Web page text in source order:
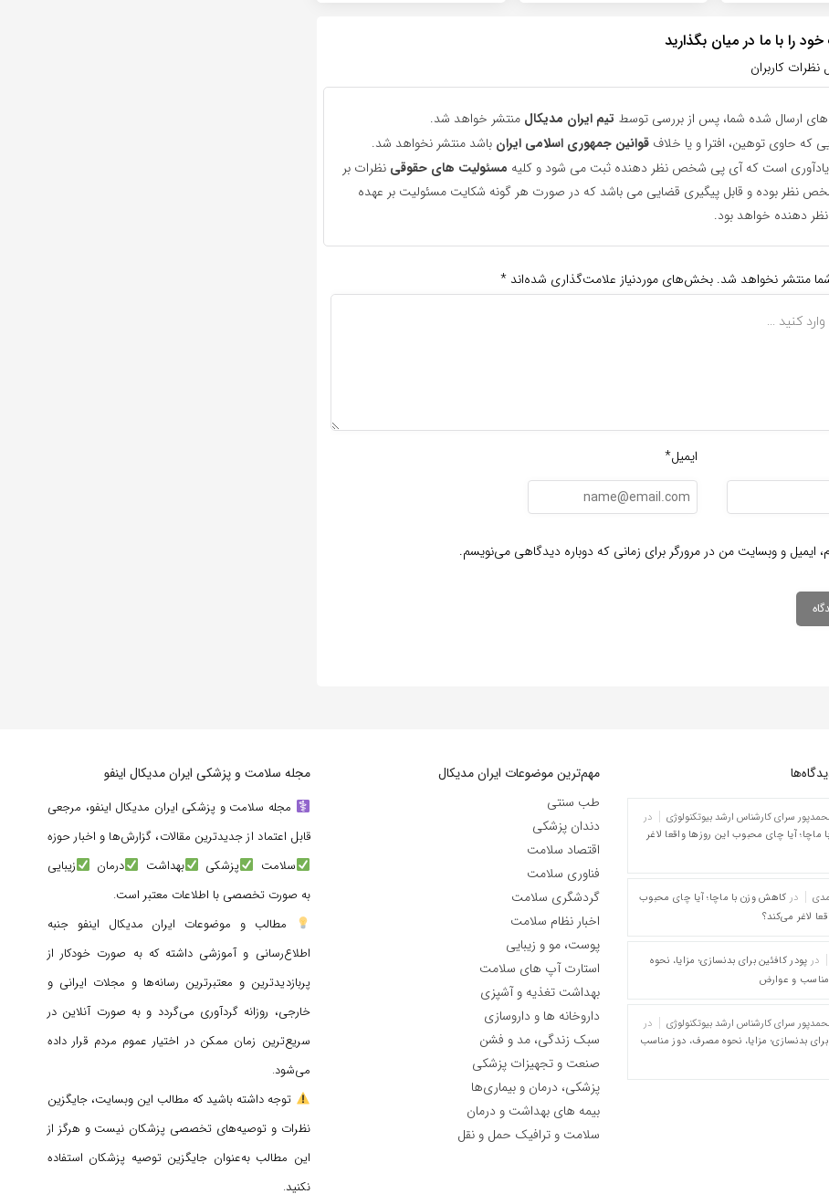
را با ما در میان بگذارید
نظرات کاربران
های ارسال شده شما، پس از بررسی توسط تیم ایران مدیکال منتشر خواهد شد.
که حاوی توهین، افترا و یا خلاف قوانین جمهوری اسلامی ایران باشد منتشر نخواهد شد.
یادآوری است که آی پی شخص نظر دهنده ثبت می شود و کلیه مسئولیت های حقوقی نظرات بر
نظر بوده و قابل پیگیری قضایی می باشد که در صورت هر گونه شکایت مسئولیت بر عهده
دهنده خواهد بود.
منتشر نخواهد شد. بخش‌های موردنیاز علامت‌گذاری شده‌اند *
ایمیل*
ایمیل و وبسایت من در مرورگر برای زمانی که دوباره دیدگاهی می‌نویسم.
سرای کارشناس ارشد بیوتکنولوژی
در
آیا چای محبوب این روزها واقعا لاغر
در کاهش وزن با ماچا؛ آیا چای محبوب
لاغر می‌کند؟
در پودر کافئین برای بدنسازی؛ مزایا، نحوه
و عوارض
سرای کارشناس ارشد بیوتکنولوژی
در
بدنسازی؛ مزایا، نحوه مصرف، دوز مناسب
مهم‌ترین موضوعات ایران مدیکال
طب سنتی
دندان پزشکی
اقتصاد سلامت
فناوری سلامت
گردشگری سلامت
اخبار نظام سلامت
پوست، مو و زیبایی
استارت آپ های سلامت
بهداشت تغذیه و آشپزی
داروخانه ها و داروسازی
سبک زندگی، مد و فشن
صنعت و تجهیزات پزشکی
پزشکی، درمان و بیماری‌ها
بیمه های بهداشت و درمان
سلامت و ترافیک حمل و نقل
مجله سلامت و پزشکی ایران مدیکال اینفو
مجله سلامت و پزشکی ایران مدیکال اینفو، مرجعی
قابل اعتماد از جدیدترین مقالات، گزارش‌ها و اخبار حوزه
سلامت
پزشکی بهداشت درمان
زیبایی
به صورت تخصصی با اطلاعات معتبر است.
مطالب و موضوعات ایران مدیکال اینفو جنبه
اطلاع‌رسانی و آموزشی داشته که به صورت خودکار از
پربازدیدترین و معتبرترین رسانه‌ها و مجلات ایرانی و
خارجی، روزانه گردآوری می‌گردد و به صورت آنلاین در
سریع‌ترین زمان ممکن در اختیار عموم مردم قرار داده
می‌شود.
توجه داشته باشید که مطالب این وبسایت، جایگزین
نظرات و توصیه‌های تخصصی پزشکان نیست و هرگز از
این مطالب به‌عنوان جایگزین توصیه پزشکان استفاده
نکنید.